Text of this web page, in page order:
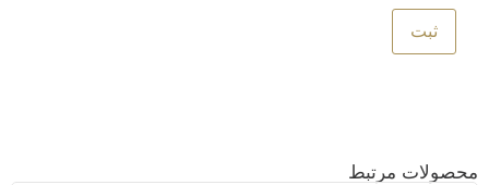
محصولات مرتبط